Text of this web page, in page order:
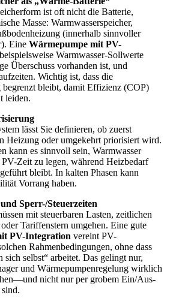
ist oft nicht die Batterie,
Masse: Warmwasserspeicher,
(innerhalb sinnvoller
Eine Wärmepumpe mit PV-
Warmwasser-Sollwerte
Überschuss vorhanden ist, und
Wichtig ist, dass die
begrenzt bleibt, damit Effizienz (COP)
leiden.
lässt Sie definieren, ob zuerst
Heizung oder umgekehrt priorisiert wird.
kann es sinnvoll sein, Warmwasser
Zeit zu legen, während Heizbedarf
bleibt. In kalten Phasen kann
Vorrang haben.
Sperr-/Steuerzeiten
mit steuerbaren Lasten, zeitlichen
Tariffenstern umgehen. Eine gute
PV-Integration vereint PV-
Rahmenbedingungen, ohne dass
sich selbst“ arbeitet. Das gelingt nur,
und Wärmepumpenregelung wirklich
nicht nur per grobem Ein/Aus-